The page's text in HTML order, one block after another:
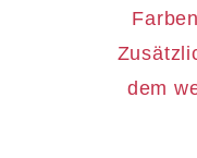
dem